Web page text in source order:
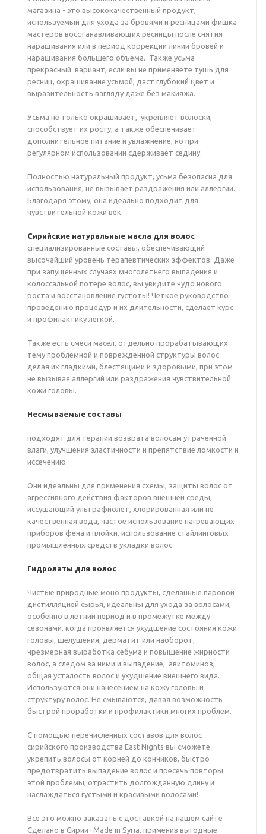
магазина - это высококачественный продукт,
используемый для ухода за бровями и ресницами фишка
мастеров восстанавливающих ресницы после снятия
наращивания или в период коррекции линии бровей и
наращивания большего объема. Также усьма
прекрасный вариант, если вы не применяете тушь для
ресниц, окрашивание усьмой, даст глубокий цвет и
выразительность взгляду даже без макияжа.
Усьма не только окрашивает, укрепляет волоски,
способствует их росту, а также обеспечивает
дополнительное питание и увлажнение, но при
регулярном использовании сдерживает седину.
Полностью натуральный продукт, усьма безопасна для
использования, не вызывает раздражения или аллергии.
Благодаря этому, она идеально подходит для
чувствительной кожи век.
Сирийские натуральные масла для волос -
специализированные составы, обеспечивающий
высочайший уровень терапевтических эффектов. Даже
при запущенных случаях многолетнего выпадения и
колоссальной потере волос, вы увидите чудо нового
роста и восстановление густоты! Четкое руководство
проведению процедур и их длительности, сделает курс
и профилактику легкой.
Также есть смеси масел, отдельно прорабатывающих
тему проблемной и поврежденной структуры волос
делая их гладкими, блестящими и здоровыми, при этом
не вызывая аллергий или раздражения чувствительной
кожи головы.
Несмываемые составы
подходят для терапии возврата волосам утраченной
влаги, улучшения эластичности и препятствие ломкости и
иссечению.
Они идеальны для применения схемы, защиты волос от
агрессивного действия факторов внешней среды,
иссушающий ультрафиолет, хлорированная или не
качественная вода, частое использование нагревающих
приборов фена и плойки, использование стайлинговых
промышленных средств укладки волос.
Гидролаты для волос
Чистые природные моно продукты, сделанные паровой
дистилляцией сырья, идеальны для ухода за волосами,
особенно в летний период и в промежутке между
сезонами, когда проявляется ухудшение состояния кожи
головы, шелушения, дерматит или наоборот,
чрезмерная выработка себума и повышение жирности
волос, а следом за ними и выпадение, авитоминоз,
общая усталость волос и ухудшение внешнего вида.
Используются они нанесением на кожу головы и
структуру волос. Не смываются, давая возможность
быстрой проработки и профилактики многих проблем.
С помощью перечисленных составов для волос
сирийского производства East Nights вы сможете
укрепить волосы от корней до кончиков, быстро
предотвратить выпадение волос и пресечь повторы
этой проблемы, отрастить долгожданную длину и
наслаждаться густыми и красивыми волосами!
Все это можно заказать с доставкой на нашем сайте
Сделано в Сирии- Made in Syria, применив выгодные